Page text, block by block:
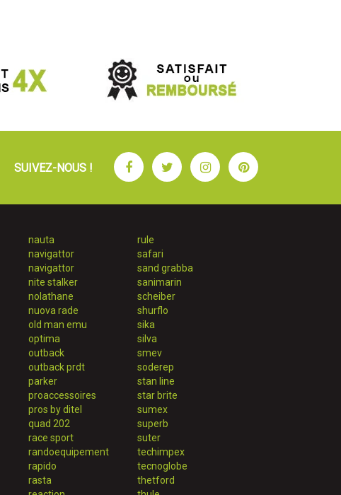
SUIVEZ-NOUS ! FacebookTwitterInstagramPinterest
nauta
navigattor
navigattor
nite stalker
nolathane
nuova rade
old man emu
optima
outback
outback prdt
parker
proaccessoires
pros by ditel
quad 202
race sport
randoequipement
rapido
rasta
rule
safari
sand grabba
sanimarin
scheiber
shurflo
sika
silva
smev
soderep
stan line
star brite
sumex
superb
suter
techimpex
tecnoglobe
thetford